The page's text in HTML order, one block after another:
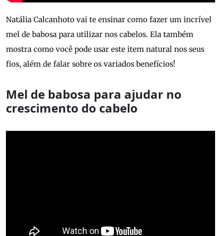
Natália Calcanhoto vai te ensinar como fazer um incrível
mel de babosa para utilizar nos cabelos. Ela também
mostra como você pode usar este item natural nos seus
fios, além de falar sobre os variados benefícios!
Mel de babosa para ajudar no
crescimento do cabelo